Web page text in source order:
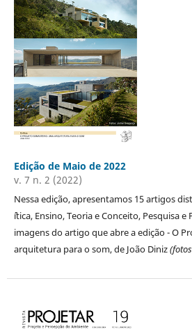
Edição de Maio de 2022
v. 7 n. 2 (2022)
Nessa edição, apresentamos 15 artigos
´ítica, Ensino, Teoria e Conceito, Pesquisa
imagens do artigo que abre a edição - O
arquitetura para o som, de João Diniz